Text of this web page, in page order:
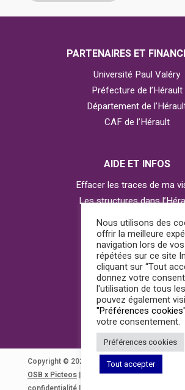
PARTENAIRES ET
Université Paul Valéry
Préfecture de l’Hérault
Département de
CAF de l’Hérault
AIDE ET INFOS
Effacer les traces de ma
Les structures dans
Contacter l’Observatoire
AGIR
J’ai besoin d’aide
Je suis témoin
Copyright © 2022 ovff34. Tous droits
OSB x Picteos| Mentions légales|CGU
Nous utilisons des
offrir la meilleure
navigation lors de
répétées sur ce site
cliquant sur “Tout
donnez votre
l'utilisation de tous
pouvez également
"Préférences cookies"
votre consentement.
Préférences cookies
Tout accepter